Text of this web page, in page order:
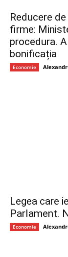
Reducere
firme:
procedura.
bonificația
Economie
Legea care
Parlament.
Economie